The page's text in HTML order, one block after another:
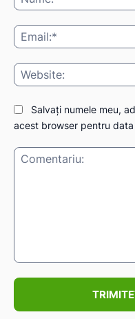
Salvați numele meu,
acest browser pentru